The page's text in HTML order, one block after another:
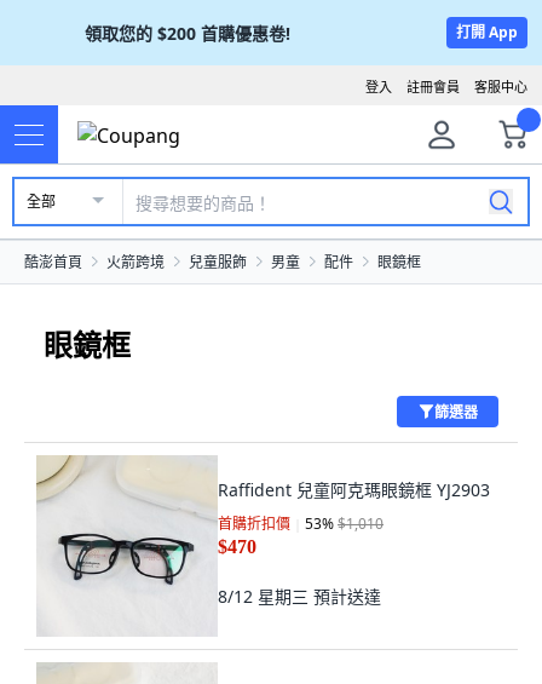
領取您的 $200 首購優惠卷! 打開 App
客服中心
註冊會員
登入
全部
酷澎首頁 火箭跨境 兒童服飾 男童 配件 眼鏡框
眼鏡框
篩選器
Raffident 兒童阿克瑪眼鏡框 YJ2903
首購折扣價 53%$1,010
$470
8/12 星期三 預計送達